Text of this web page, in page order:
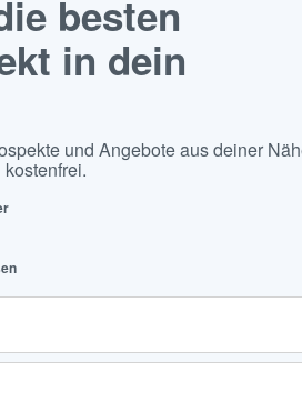
besten
in dein
und Angebote aus deiner